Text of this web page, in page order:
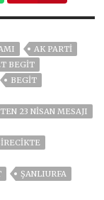
AK PARTİ
BEGIT
BEGIT
23 NİSAN MESAJI
ŞANLIURFA